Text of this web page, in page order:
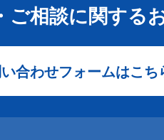
ご相談に関する
合わせフォームはこち